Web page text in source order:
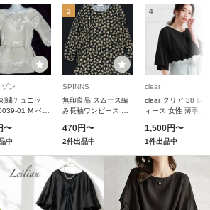
ン
繍チュニッ
01 M ベー
〜
中
3
SPINNS
無印良品 スムース編
み長袖ワンピース 婦
470円〜
2件出品中
4
clear
clear クリア 38 レデ
ィース 女性 薄手 カ
スカート 無地 裏地
し ひざ丈 ポリ100%
ブラック 黒
1,500円〜
1件出品中